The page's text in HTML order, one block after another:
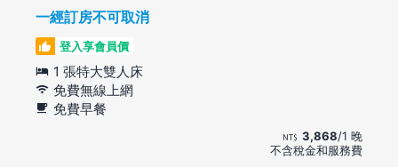
一經訂房不可取消
登入享會員價
1 張特大雙人床
免費無線上網
免費早餐
3,868/1 晚
不含稅金和服務費